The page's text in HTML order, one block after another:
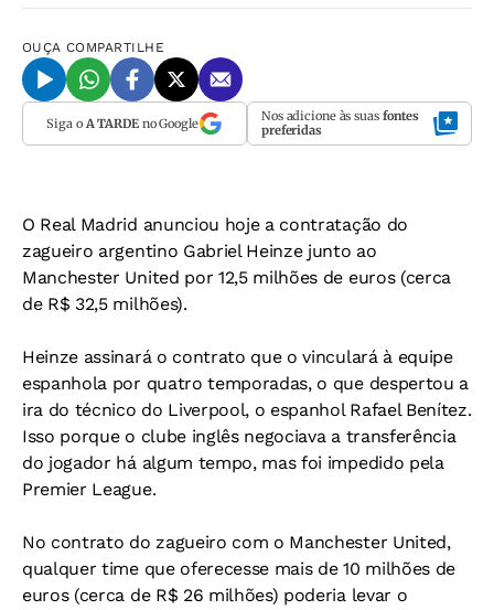
OUÇA COMPARTILHE
Siga o A TARDEno Google Nos adicione às suas fontes
preferidas
O Real Madrid anunciou hoje a contratação do
zagueiro argentino Gabriel Heinze junto ao
Manchester United por 12,5 milhões de euros (cerca
de R$ 32,5 milhões).
Heinze assinará o contrato que o vinculará à equipe
espanhola por quatro temporadas, o que despertou a
ira do técnico do Liverpool, o espanhol Rafael Benítez.
Isso porque o clube inglês negociava a transferência
do jogador há algum tempo, mas foi impedido pela
Premier League.
No contrato do zagueiro com o Manchester United,
qualquer time que oferecesse mais de 10 milhões de
euros (cerca de R$ 26 milhões) poderia levar o